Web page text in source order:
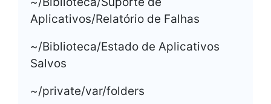
Aplicativos/Relatório de Falhas
~/Biblioteca/Estado de Aplicativos
Salvos
~/private/var/folders